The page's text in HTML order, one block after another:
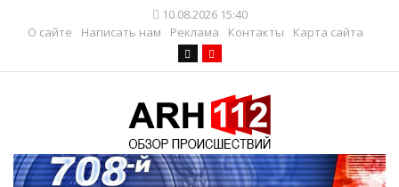
10.08.2026 15:40
О сайте
Написать нам Реклама Контакты Карта сайта